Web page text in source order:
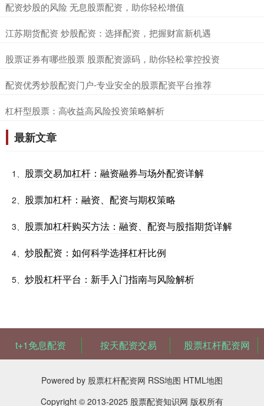
​配资炒股的风险 无息股票配资，助你轻松增值
​江苏期货配资 炒股配资：选择配资，把握财富新机遇
​股票证券有哪些股票 股票配资源码，助你轻松掌控投资
​配资优秀炒股配资门户-专业安全的股票配资平台推荐
​杠杆型股票：高收益高风险投资策略解析
最新文章
1、 股票交易加杠杆：融资融券与场外配资详解
2、 股票加杠杆：融资、配资与期权策略
3、 股票加杠杆购买方法：融资、配资与股指期货详解
4、 炒股配资：如何科学选择杠杆比例
5、 炒股杠杆平台：新手入门指南与风险解析
t+1免息配资 按天配资交易 股票杠杆配资网
Powered by 股票杠杆配资网 RSS地图 HTML地图
Copyright © 2013-2025 股票配资知识网 版权所有